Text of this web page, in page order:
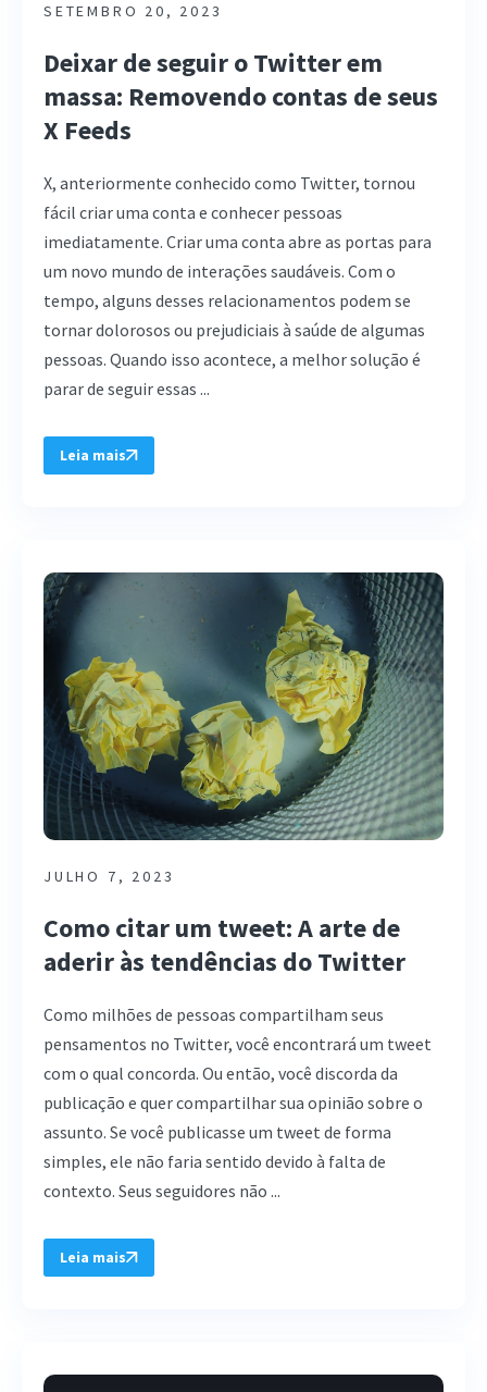
SETEMBRO 20, 2023
Deixar de seguir o Twitter em
massa: Removendo contas de seus
X Feeds
X, anteriormente conhecido como Twitter, tornou
fácil criar uma conta e conhecer pessoas
imediatamente. Criar uma conta abre as portas para
um novo mundo de interações saudáveis. Com o
tempo, alguns desses relacionamentos podem se
tornar dolorosos ou prejudiciais à saúde de algumas
pessoas. Quando isso acontece, a melhor solução é
parar de seguir essas ...
Leia mais
JULHO 7, 2023
Como citar um tweet: A arte de
aderir às tendências do Twitter
Como milhões de pessoas compartilham seus
pensamentos no Twitter, você encontrará um tweet
com o qual concorda. Ou então, você discorda da
publicação e quer compartilhar sua opinião sobre o
assunto. Se você publicasse um tweet de forma
simples, ele não faria sentido devido à falta de
contexto. Seus seguidores não ...
Leia mais